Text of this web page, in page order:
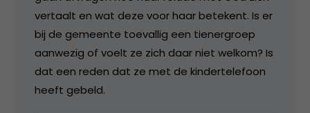
vertaalt en wat deze voor haar betekent. Is er
bij de gemeente toevallig een tienergroep
aanwezig of voelt ze zich daar niet welkom? Is
dat een reden dat ze met de kindertelefoon
heeft gebeld.